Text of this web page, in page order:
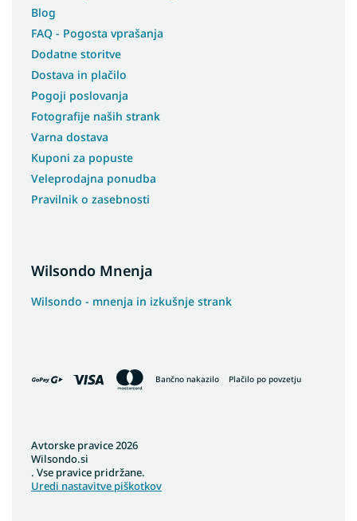
Blog
FAQ - Pogosta vprašanja
Dodatne storitve
Dostava in plačilo
Pogoji poslovanja
Fotografije naših strank
Varna dostava
Kuponi za popuste
Veleprodajna ponudba
Pravilnik o zasebnosti
Wilsondo Mnenja
Wilsondo - mnenja in izkušnje strank
Bančno nakazilo Plačilo po povzetju
Avtorske pravice 2026
Wilsondo.si
. Vse pravice pridržane.
Uredi nastavitve piškotkov